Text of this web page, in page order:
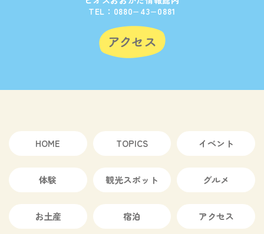
TEL：0880−43−0881
HOME TOPICS イベント
体験 観光スポット グルメ
お土産 宿泊 アクセス